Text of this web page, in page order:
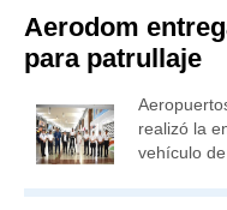
Aerodom
para patrullaje
realizó la
vehículo